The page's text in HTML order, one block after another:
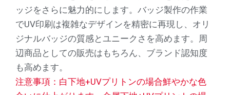
ッジをさらに魅力的にします。バッジ製作の作業
でUV印刷は複雑なデザインを精密に再現し、オリ
ジナルバッジの質感とユニークさを高めます。周
辺商品としての販売はもちろん、ブランド認知度
も高めます。
注意事項：白下地+UVプリトンの場合鮮やかな色